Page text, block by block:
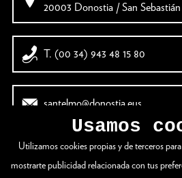
20003 Donostia / San Sebastián
T. (00 34) 943 48 15 80
santelmo@donostia.eus
Usamos
Utilizamos cookies propias y de terceros
mostrarte publicidad relacionada con tus